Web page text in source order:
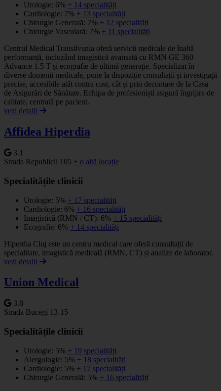
Urologie: 6% + 14 specialități
Cardiologie: 7% + 13 specialități
Chirurgie Generală: 7% + 12 specialități
Chirurgie Vasculară: 7% + 11 specialități
Centrul Medical Transilvania oferă servicii medicale de înaltă
performanță, incluzând imagistică avansată cu RMN GE 360
Advance 1.5 T și ecografie de ultimă generație. Specializat în
diverse domenii medicale, pune la dispoziție consultații și investigații
precise, accesibile atât contra cost, cât și prin decontare de la Casa
de Asigurări de Sănătate. Echipa de profesioniști asigură îngrijire de
calitate, centrată pe pacient.
vezi detalii
Affidea Hiperdia
3.1
Strada Republicii 105 + o altă locație
Specialitățile clinicii
Urologie: 5% + 17 specialități
Cardiologie: 6% + 16 specialități
Imagistică (RMN / CT): 6% + 15 specialități
Ecografie: 6% + 14 specialități
Hiperdia Cluj este un centru medical care oferă consultații de
specialitate, imagistică medicală (RMN, CT) și analize de laborator.
vezi detalii
Union Medical
3.8
Strada Bucegi 13-15
Specialitățile clinicii
Urologie: 5% + 19 specialități
Alergologie: 5% + 18 specialități
Cardiologie: 5% + 17 specialități
Chirurgie Generală: 5% + 16 specialități